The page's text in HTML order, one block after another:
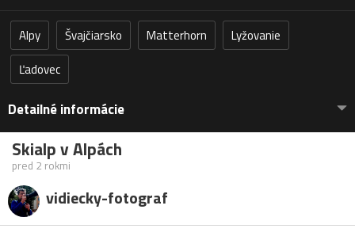
Alpy Švajčiarsko Matterhorn
Lyžovanie
Ľadovec
Detailné informácie
Skialp v Alpách
pred 2 rokmi
vidiecky-fotograf